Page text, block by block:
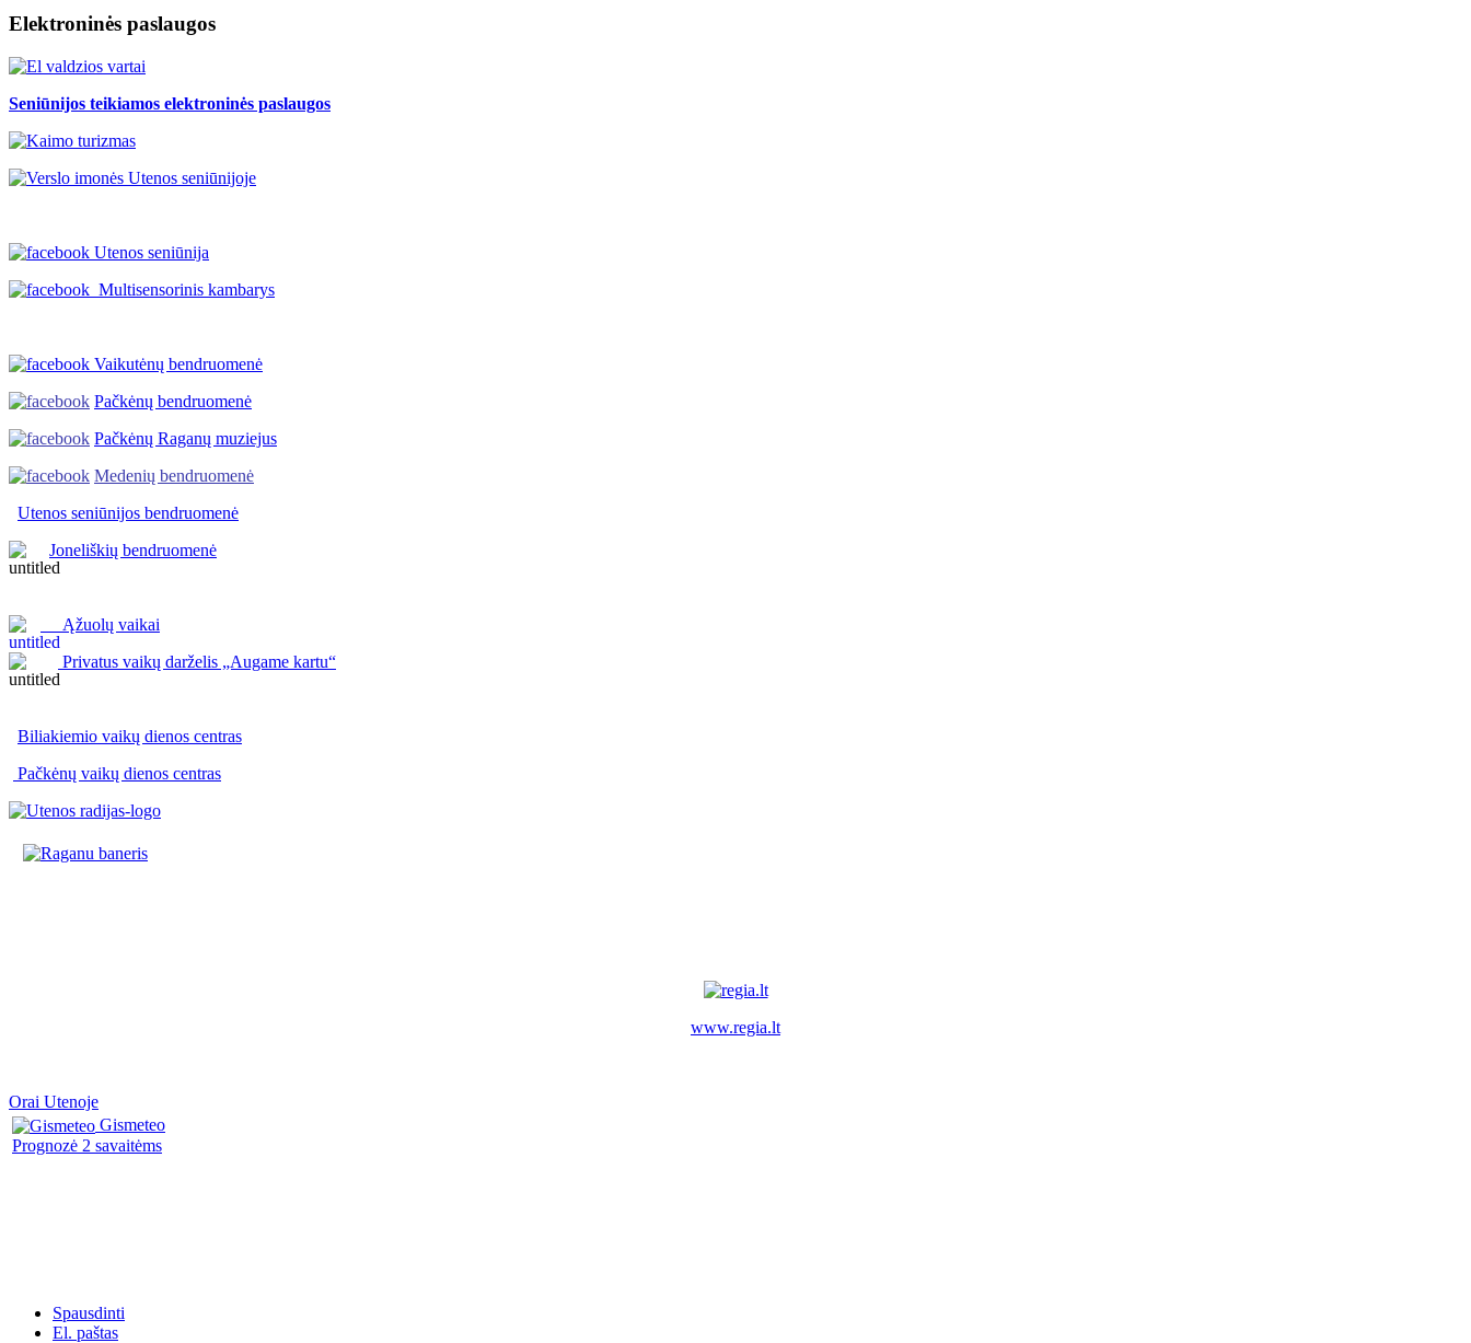
Elektroninės paslaugos
Seniūnijos teikiamos elektroninės paslaugos
Utenos seniūnija
Multisensorinis kambarys
Vaikutėnų bendruomenė
Pačkėnų bendruomenė
Pačkėnų Raganų muziejus
Medenių bendruomenė
Utenos seniūnijos bendruomenė
Joneliškių bendruomenė
Ąžuolų vaikai
Privatus vaikų darželis „Augame kartu“
Biliakiemio vaikų dienos centras
Pačkėnų vaikų dienos centras
www.regia.lt
Orai Utenoje
Gismeteo
Prognozė 2 savaitėms
Spausdinti
El. paštas